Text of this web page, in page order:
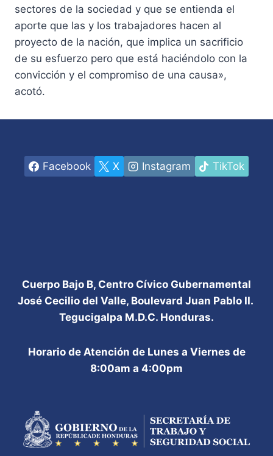
sectores de la sociedad y que se entienda el
aporte que las y los trabajadores hacen al
proyecto de la nación, que implica un sacrificio
de su esfuerzo pero que está haciéndolo con la
convicción y el compromiso de una causa»,
acotó.
Facebook X Instagram TikTok
Cuerpo Bajo B, Centro Cívico Gubernamental
José Cecilio del Valle, Boulevard Juan Pablo II.
Tegucigalpa M.D.C. Honduras.
Horario de Atención de Lunes a Viernes de
8:00am a 4:00pm